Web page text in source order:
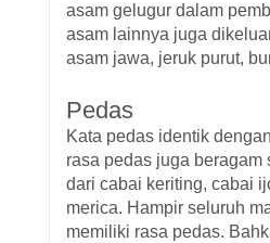
asam gelugur dalam
asam lainnya juga
asam jawa, jeruk purut,
Pedas
Kata pedas identik
rasa pedas juga beragam
dari cabai keriting, cabai
merica. Hampir seluruh
memiliki rasa pedas.